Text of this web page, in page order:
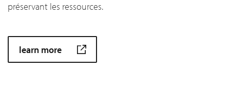
préservant les ressources.
learn more